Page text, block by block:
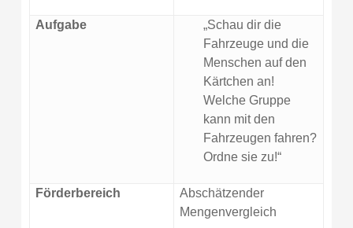
Aufgabe
„Schau dir die
Fahrzeuge und die
Menschen auf den
Kärtchen an!
Welche Gruppe
kann mit den
Fahrzeugen fahren?
Ordne sie zu!“
Förderbereich
Abschätzender
Mengenvergleich